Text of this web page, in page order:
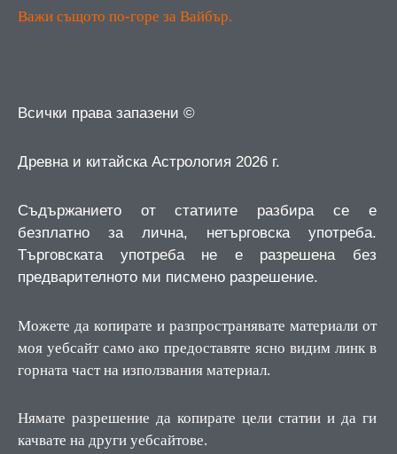
Важи същото по-горе за Вайбър.
Всички права запазени ©
Древна и китайска Астрология 2026 г.
Съдържанието от статиите разбира се е
безплатно за лична, нетърговска употреба.
Търговската употреба не е разрешена без
предварителното ми писмено разрешение.
Можете да копирате и разпространявате материали от
моя уебсайт само ако предоставяте ясно видим линк в
горната част на използвания материал.
Нямате разрешение да копирате цели статии и да ги
качвате на други уебсайтове.